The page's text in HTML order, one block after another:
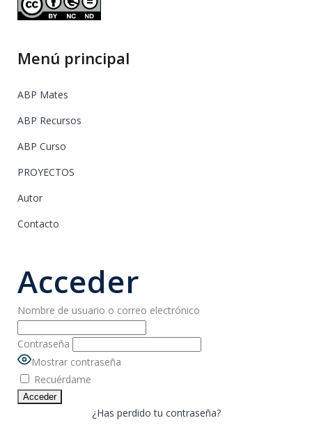
Menú principal
ABP Mates
ABP Recursos
ABP Curso
PROYECTOS
Autor
Contacto
Acceder
Nombre de usuario o correo electrónico
Contraseña
Mostrar contraseña
Recuérdame
¿Has perdido tu contraseña?